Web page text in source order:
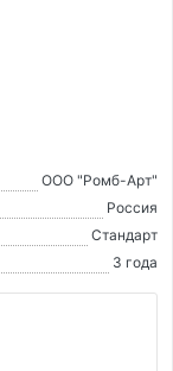
ООО "Ромб-Арт"
Россия
Стандарт
3 года